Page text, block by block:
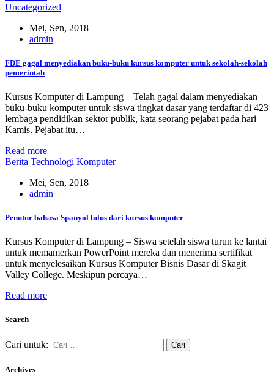
Uncategorized
Mei, Sen, 2018
admin
FDE gagal menyediakan buku-buku kursus komputer untuk sekolah-sekolah
pemerintah
Kursus Komputer di Lampung– Telah gagal dalam menyediakan
buku-buku komputer untuk siswa tingkat dasar yang terdaftar di 423
lembaga pendidikan sektor publik, kata seorang pejabat pada hari
Kamis. Pejabat itu…
Read more
Berita Technologi Komputer
Mei, Sen, 2018
admin
Penutur bahasa Spanyol lulus dari kursus komputer
Kursus Komputer di Lampung – Siswa setelah siswa turun ke lantai
untuk memamerkan PowerPoint mereka dan menerima sertifikat
untuk menyelesaikan Kursus Komputer Bisnis Dasar di Skagit
Valley College. Meskipun percaya…
Read more
Search
Cari untuk:
Archives